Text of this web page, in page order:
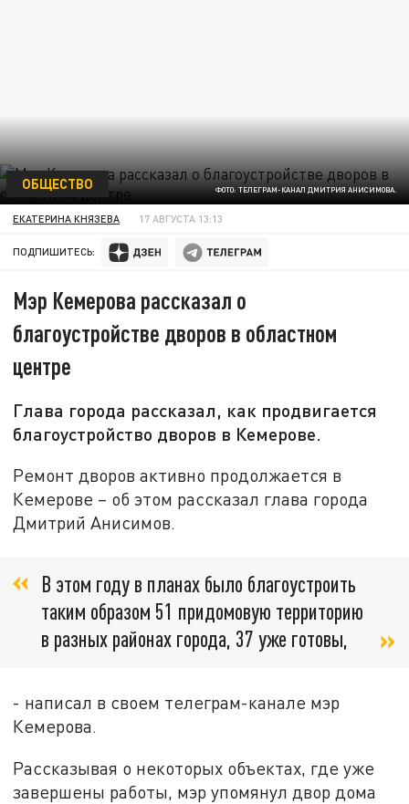
ФОТО: ТЕЛЕГРАМ-КАНАЛ ДМИТРИЯ АНИСИМОВА.
ОБЩЕСТВО
ЕКАТЕРИНА КНЯЗЕВА 17 АВГУСТА 13:13
ПОДПИШИТЕСЬ:
Мэр Кемерова рассказал о
благоустройстве дворов в областном
центре
Глава города рассказал, как продвигается
благоустройство дворов в Кемерове.
Ремонт дворов активно продолжается в
Кемерове – об этом рассказал глава города
Дмитрий Анисимов.
В этом году в планах было благоустроить
таким образом 51 придомовую территорию
в разных районах города, 37 уже готовы,
- написал в своем телеграм-канале мэр
Кемерова.
Рассказывая о некоторых объектах, где уже
завершены работы, мэр упомянул двор дома